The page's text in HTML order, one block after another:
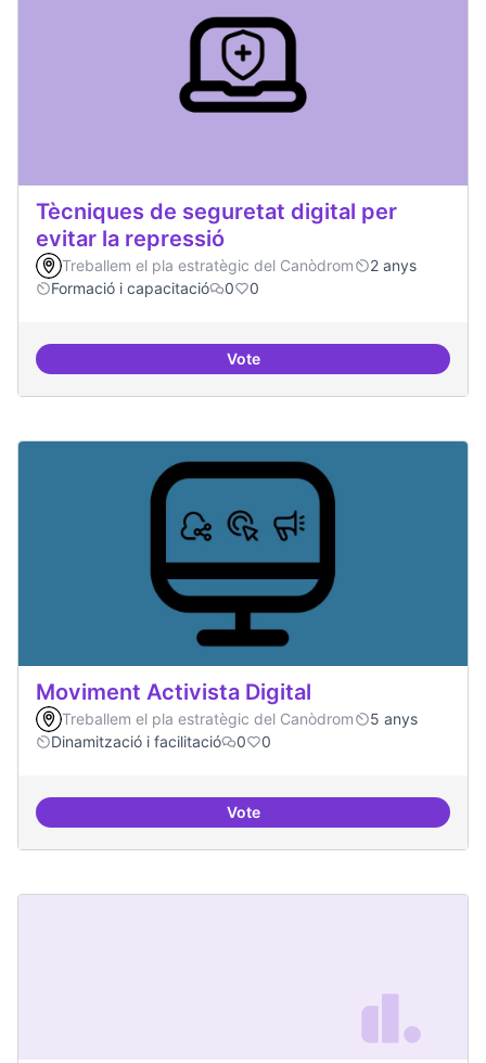
Tècniques de seguretat digital per
evitar la repressió
Treballem el pla estratègic del Canòdrom
2 anys
Formació i capacitació
0 0
VoteTècniques de seguretat digital
Moviment Activista Digital
Treballem el pla estratègic del Canòdrom
5 anys
Dinamització i facilitació
0 0
VoteMoviment Activista Digital